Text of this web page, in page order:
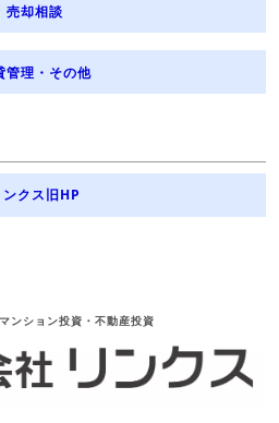
売却相談
管理・その他
ンクス旧HP
ンション投資・不動産投資